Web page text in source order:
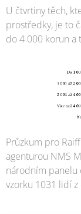
U čtvrtiny těch,
prostředky, je to
do 4 000 korun a
Průzkum pro
agenturou NMS
národním panelu
vzorku 1031 lidí